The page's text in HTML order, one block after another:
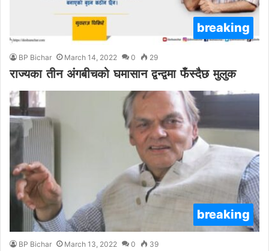
breaking
BP Bichar March 14, 2022 0 29
राज्यका तीन अंगबीचको घमासान द्वन्द्वमा फँस्दैछ मुलुक
breaking
BP Bichar March 13, 2022 0 39